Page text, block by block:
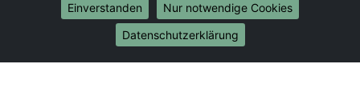
Internationale-Umzüge
Umzug von Leverkusen nach Brasilien
Umzug von Leverkusen nach Brunei Darussalam
Einverstanden
Nur notwendige Cookies
Datenschutzerklärung